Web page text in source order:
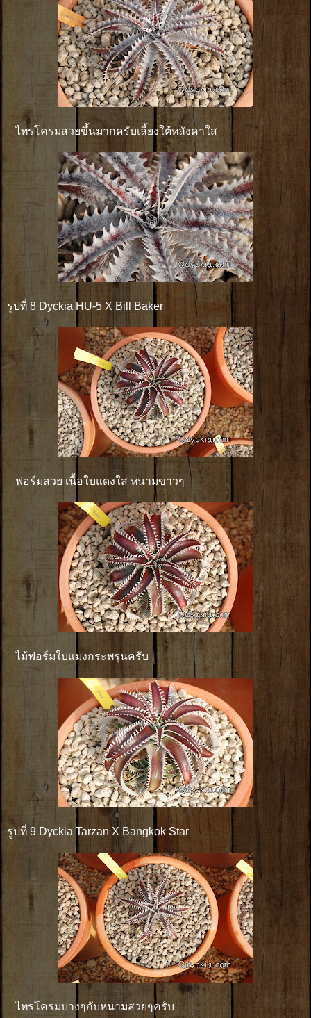
ไทรโครมสวยขึ้นมากครับเลี้ยงใต้หลังคาใส
รูปที่ 8 Dyckia HU-5 X Bill Baker
ฟอร์มสวย เนื้อใบแดงใส หนามขาวๆ
ไม้ฟอร์มใบแมงกระพรุนครับ
รูปที่ 9 Dyckia Tarzan X Bangkok Star
ไทรโครมบางๆกับหนามสวยๆครับ